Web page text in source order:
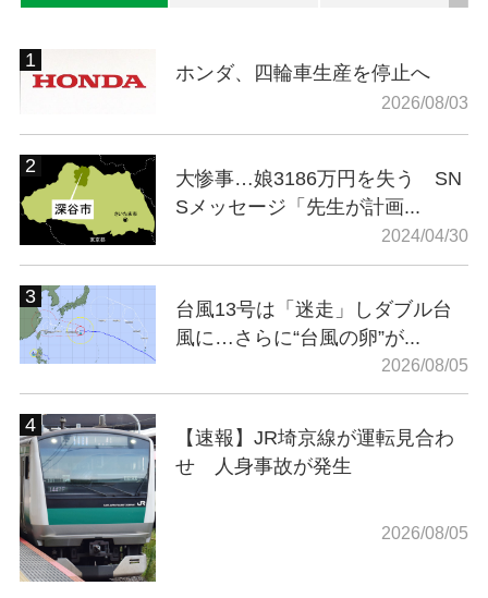
ホンダ、四輪車生産を停止へ
2026/08/03
大惨事…娘3186万円を失う SN
Sメッセージ「先生が計画...
2024/04/30
台風13号は「迷走」しダブル台
風に…さらに“台風の卵”が...
2026/08/05
【速報】JR埼京線が運転見合わ
せ 人身事故が発生
2026/08/05